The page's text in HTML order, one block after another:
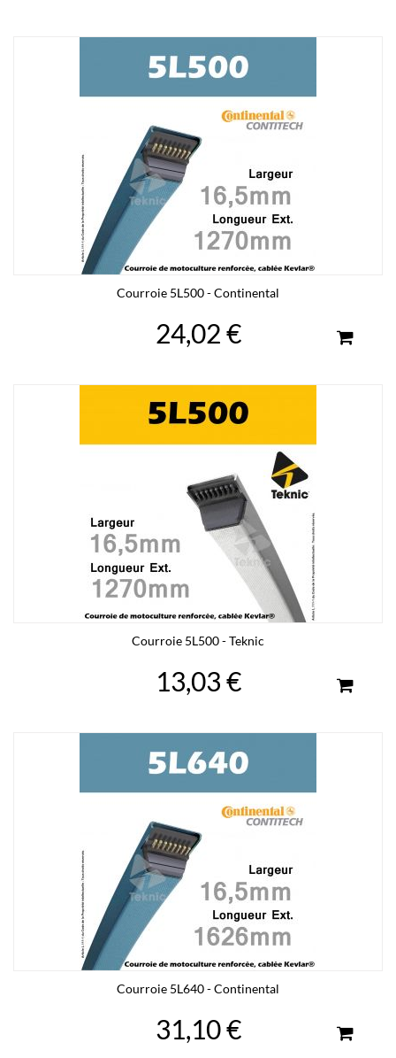
Courroie 5L500 - Continental
24,02 €
Courroie 5L500 - Teknic
13,03 €
Courroie 5L640 - Continental
31,10 €